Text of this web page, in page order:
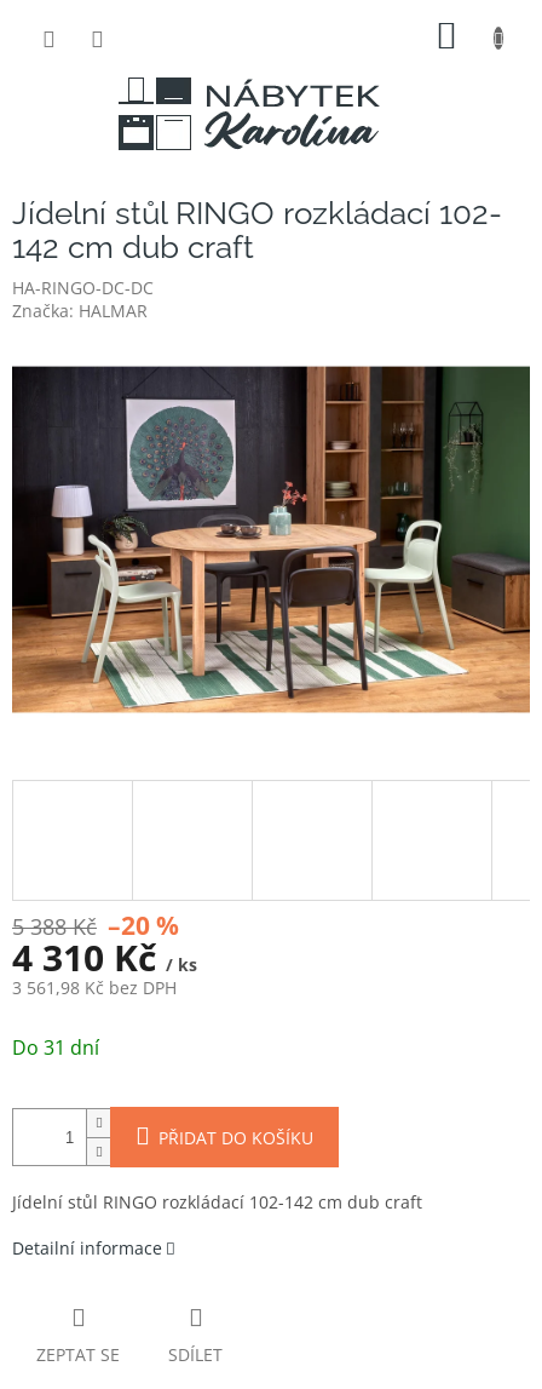
Jídelní stůl RINGO rozkládací 102-
142 cm dub craft
HA-RINGO-DC-DC
Značka: HALMAR
5 388 Kč –20 %
4 310 Kč / ks
3 561,98 Kč bez DPH
cena:
Do 31 dní
PŘIDAT DO KOŠÍKU
Jídelní stůl RINGO rozkládací 102-142 cm dub craft
Detailní informace
ZEPTAT SE SDÍLET